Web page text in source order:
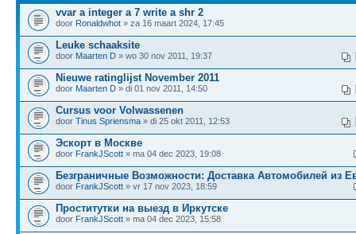
vvar a integer a 7 write a shr 2
door Ronaldwhot » za 16 maart 2024, 17:45
Leuke schaaksite
door Maarten D » wo 30 nov 2011, 19:37
Nieuwe ratinglijst November 2011
door Maarten D » di 01 nov 2011, 14:50
Cursus voor Volwassenen
door Tinus Spriensma » di 25 okt 2011, 12:53
Эскорт в Москве
door FrankJScott » ma 04 dec 2023, 19:08
Безграничные Возможности: Доставка Автомобилей из
door FrankJScott » vr 17 nov 2023, 18:59
Проститутки на выезд в Иркутске
door FrankJScott » ma 04 dec 2023, 15:58